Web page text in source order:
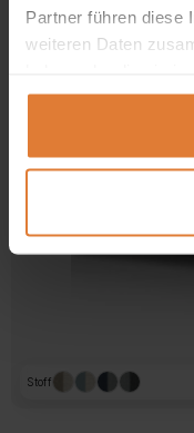
Partner führen diese
weiteren Daten
gesammelt haben.
Stoff